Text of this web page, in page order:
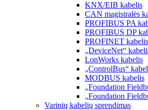
KNX/EIB kabelis
CAN magistralės
PROFIBUS PA
PROFIBUS DP
PROFINET
„DeviceNet“
LonWorks kabelis
„ControlBus“
MODBUS kabelis
„Foundation
„Foundation
Varinių kabelių sprendimas